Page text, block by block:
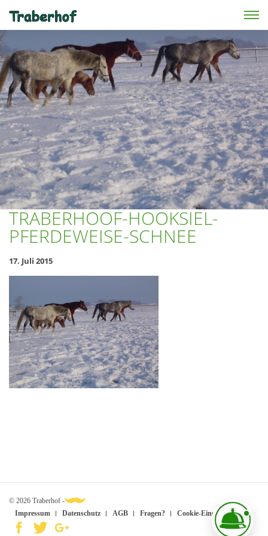
Skip to main content
TRABERHOOF-HOOKSIEL-
PFERDEWEISE-SCHNEE
17. Juli 2015
© 2026 Traberhof -
Impressum
Datenschutz AGB Fragen? Cookie-Einstellungen